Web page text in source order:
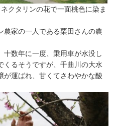
クタリンの中では、酸味が少な
りにもおすすめ。
い甘さと鮮やかな赤い見た目が
酸味のバランスが良い長野県オ
める品種です。
と名前に入るように甘さ際立つ
クタリンの花で一面桃色に染ま
農家の一人である栗田さんの農
十数年に一度、乗用車が水没し
くるそうですが、千曲川の大水
が運ばれ、甘くてさわやかな酸